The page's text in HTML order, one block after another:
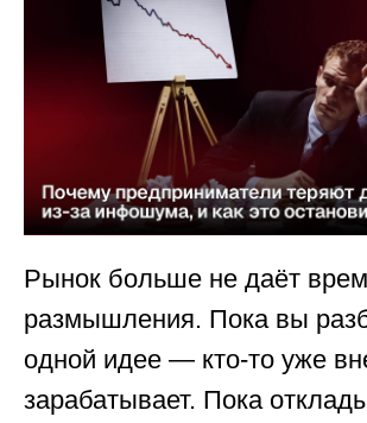
Рынок больше не даёт
размышления. Пока вы
одной идее — кто-то уже
зарабатывает. Пока